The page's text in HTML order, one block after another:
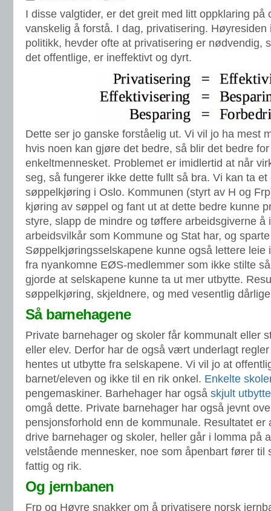
I disse valgtider, er det greit med litt oppklaring på
vanskelig å forstå. I dag, privatisering. Høyresiden
politikk, hevder ofte at privatisering er nødvendig,
det offentlige, er ineffektivt og dyrt.
Dette ser jo ganske forståelig ut. Vi vil jo ha mest
hvis noen kan gjøre det bedre, så blir det bedre
enkeltmennesket. Problemet er imidlertid at når
seg, så fungerer ikke dette fullt så bra. Vi kan ta et
søppelkjøring i Oslo. Kommunen (styrt av H og
kjøring av søppel og fant ut at dette bedre kunne
styre, slapp de mindre og tøffere arbeidsgiverne å
arbeidsvilkår som Kommune og Stat har, og
Søppelkjøringsselskapene kunne også lettere leie
fra nyankomne EØS-medlemmer som ikke stilte
gjorde at selskapene kunne ta ut mer utbytte.
søppelkjøring, skjeldnere, og med vesentlig
Så barnehagene
Private barnehager og skoler får kommunalt eller
eller elev. Derfor har de også vært underlagt
hentes ut utbytte fra selskapene. Vi vil jo at
barnet/eleven og ikke til en rik onkel. Enkelte
pengemaskiner. Barhehager har også skjult utbytte
omgå dette. Private barnehager har også jevnt
pensjonsforhold enn de kommunale. Resultatet er
drive barnehager og skoler, heller går i lomma på
velstående mennesker, noe som åpenbart fører til
fattig og rik.
Og jernbanen
Frp og Høyre snakker om å privatisere norsk